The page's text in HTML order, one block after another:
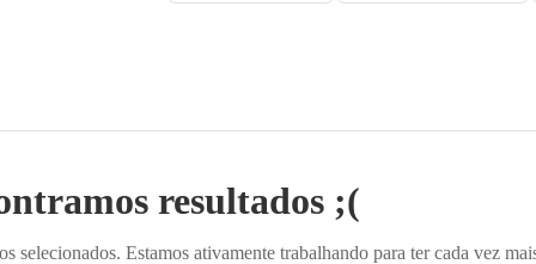
resultados ;(
Estamos ativamente trabalhando para ter cada vez